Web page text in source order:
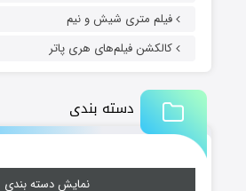
فیلم متری شیش و نیم
کالکشن فیلم‌های هری پاتر
دسته بندی
نمایش دسته بندی